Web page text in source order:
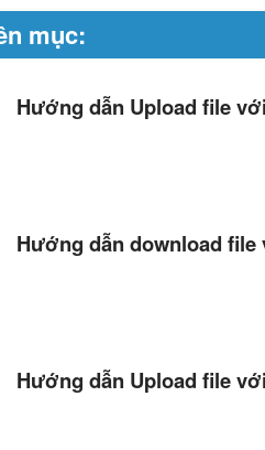
mục:
Hướng dẫn Upload file
Hướng dẫn download
Hướng dẫn Upload file